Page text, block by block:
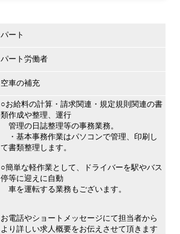
パート
パート労働者
空車の補充
○お給料の計算・請求関連・規定規則関連の書
類作成や整理、運行
管理の日誌整理等の事務業務。
・基本事務作業はパソコンで管理、印刷し
て書類整理します。
○簡単な軽作業として、ドライバーを駅やバス
停等に迎えに自動
車を運転する業務もございます。
お電話やショートメッセージにて担当者から
より詳しい求人概要をお伝えさせて頂きます